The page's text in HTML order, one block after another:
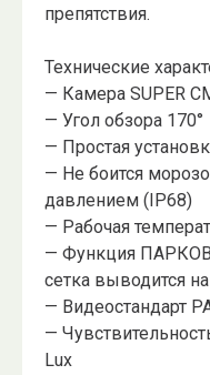
препятствия.
Технические
— Камера SUPER
— Угол обзора 170°
— Простая
— Не боится
давлением (IP68)
— Рабочая
— Функция
сетка выводится
— Видеостандарт
—
Lux